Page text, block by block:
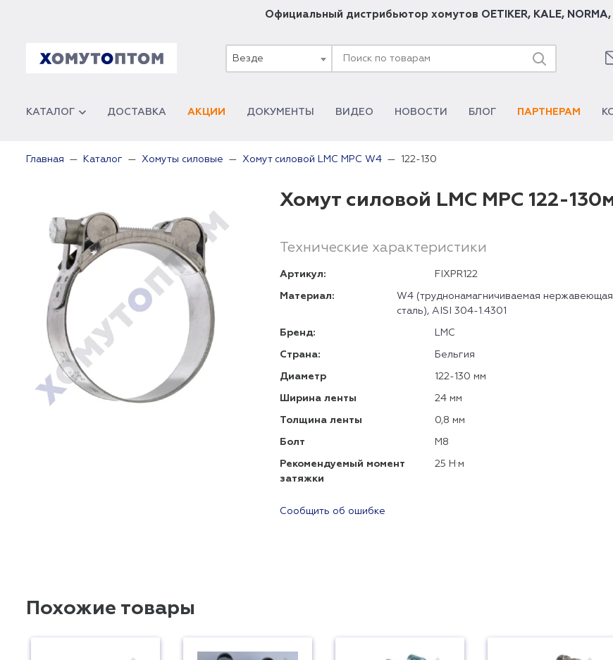
Официальный дистрибьютор хомутов OETIKER, KALE, NORMA,
Везде
КАТАЛОГ ДОСТАВКА АКЦИИ ДОКУМЕНТЫ ВИДЕО НОВОСТИ БЛОГ ПАРТНЕРАМ
Главная Каталог Хомуты силовые Хомут силовой LMC MPC W4 122-130
Хомут силовой LMC MPC 122-
Технические характеристики
Артикул: FIXPR122
Материал:
W4 (труднонамагничиваемая нержавеющая
сталь), AISI 304-1.4301
Бренд: LMC
Страна: Бельгия
Диаметр 122-130 мм
Ширина ленты 24 мм
Толщина ленты 0,8 мм
Болт М8
Рекомендуемый момент
затяжки
25 Н·м
Сообщить об ошибке
Похожие товары